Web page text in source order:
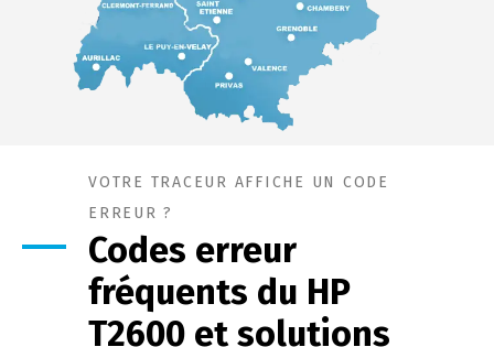
VOTRE TRACEUR AFFICHE UN CODE
ERREUR ?
Codes erreur
fréquents du HP
T2600 et solutions